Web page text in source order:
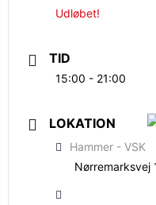
Udløbet!
TID
15:00 - 21:00
LOKATION
Hammer - VSK
Nørremarksvej